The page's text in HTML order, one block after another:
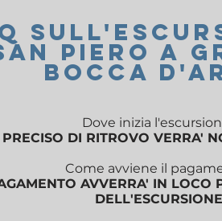
PIERO A
BOCCA
Dove inizia
DI RITROVO VERRA'
Come avviene il
AVVERRA' IN LOCO
DELL'ESCURSIONE